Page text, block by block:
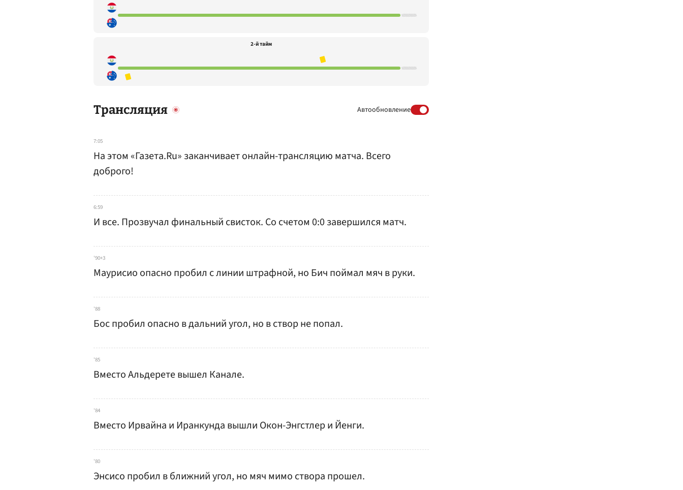
2-й тайм
Трансляция Автообновление
7:05
На этом «Газета.Ru» заканчивает онлайн-трансляцию матча. Всего
доброго!
6:59
И все. Прозвучал финальный свисток. Со счетом 0:0 завершился матч.
'90+3
Маурисио опасно пробил с линии штрафной, но Бич поймал мяч в руки.
'88
Бос пробил опасно в дальний угол, но в створ не попал.
'85
Вместо Альдерете вышел Канале.
'84
Вместо Ирвайна и Иранкунда вышли Окон-Энгстлер и Йенги.
'80
Энсисо пробил в ближний угол, но мяч мимо створа прошел.